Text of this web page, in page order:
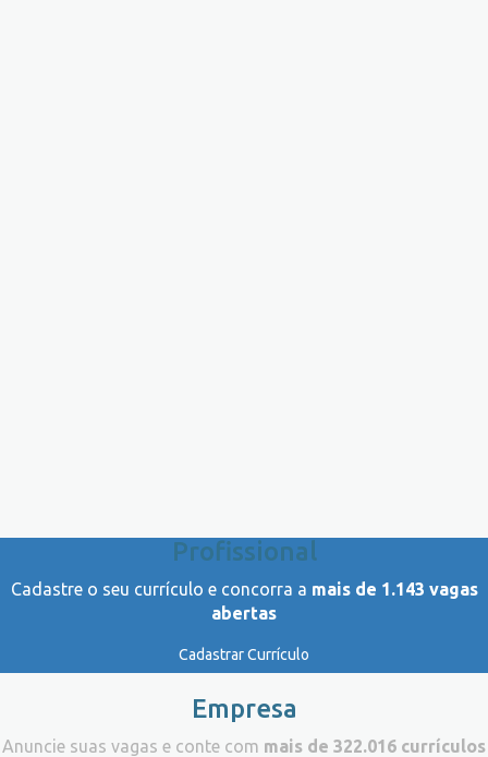
Profissional
Cadastre o seu currículo e concorra a mais de 1.143 vagas
abertas
Cadastrar Currículo
Empresa
Anuncie suas vagas e conte com mais de 322.016 currículos